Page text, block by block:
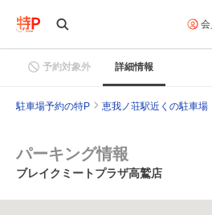
予約対象外 詳細情報
駐車場予約の特P 恵我ノ荘駅近くの駐車場
パーキング情報
ブレイクミートプラザ高鷲店